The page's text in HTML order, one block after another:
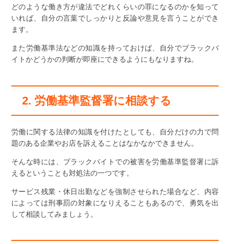
どのような働き方が違法でどれくらいの罪になるのかを知って
いれば、自分の言葉でしっかりと反論や意見を言うことができ
ます。
また労働基準法などの知識を持っておけば、自分でブラックバ
イトかどうかの判断が即座にできるようにもなりますね。
2. 労働基準監督署に相談する
労働に関する法律の知識を付けたとしても、自分だけの力で問
題のある企業やお店を訴えることはなかなかできません。
そんな時には、ブラックバイトでの被害を労働基準監督署に訴
えるということも対処法の一つです。
サービス残業・休日出勤などを強制させられた場合など、内容
によっては刑事罰の対象になりえることもあるので、勇気を出
して相談してみましょう。